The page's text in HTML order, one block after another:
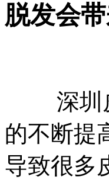
脱发会
深圳皮
的不断提
导致很多